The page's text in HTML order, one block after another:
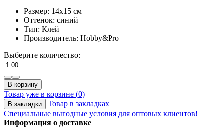
Размер: 14х15 см
Оттенок: синий
Тип: Клей
Производитель: Hobby&Pro
Выберите количество:
В корзину
Товар уже в корзине (0)
В закладки
Товар в закладках
Специальные выгодные условия для оптовых клиентов!
Информация о доставке